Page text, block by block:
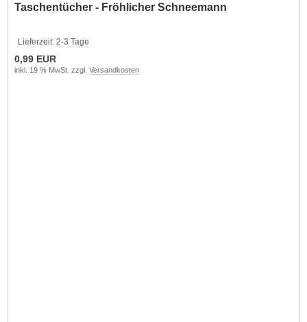
Taschentücher - Fröhlicher Schneemann
Lieferzeit: 2-3 Tage
0,99 EUR
inkl. 19 % MwSt. zzgl. Versandkosten